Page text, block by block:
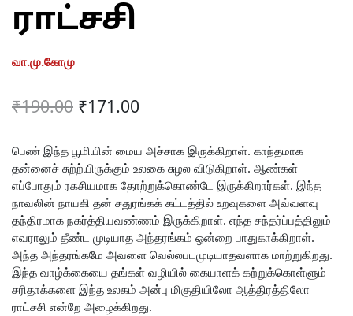
ராட்சசி
வா.மு.கோமு
₹190.00 Original
was:
₹190.00.
₹171.00
is:
₹171.00.
பெண் இந்த பூமியின் மைய அச்சாக இருக்கிறாள். காந்தமாக
தன்னைச் சுற்ற்யிருக்கும் உலகை சுழல விடுகிறாள். ஆண்கள்
எப்போதும் ரகசியமாக தோற்றுக்கொண்டே இருக்கிறார்கள். இந்த
நாவலின் நாயகி தன் சதுரங்கக் கட்டத்தில் உறவுகளை அவ்வளவு
தந்திரமாக நகர்த்தியவண்ணம் இருக்கிறாள். எந்த சந்தர்ப்பத்திலும்
எவராலும் தீண்ட முடியாத அந்தரங்கம் ஒன்றை பாதுகாக்கிறாள்.
அந்த அந்தரங்கமே அவளை வெல்லபடமுடியாதவளாக மாற்றுகிறது.
இந்த வாழ்க்கையை தங்கள் வழியில் கையாளக் கற்றுக்கொள்ளும்
சரிதாக்களை இந்த உலகம் அன்பு மிகுதியிலோ ஆத்திரத்திலோ
ராட்சசி என்றே அழைக்கிறது.